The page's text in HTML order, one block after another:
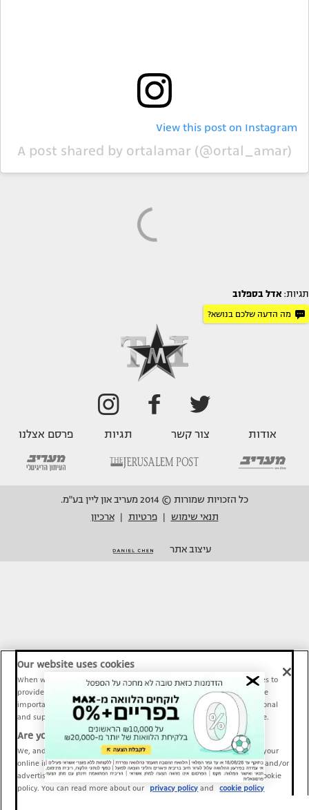
View this post on Instagram
A post shared by ortalamar (@ortal_amar)
תגיות: אדל בספלוב
מה הדעה שלכם בנושא?
אודות צור קשר תגיות פרסם אצלנו
כל הזכויות שמורות © 2014 מעריב און ליין בע"מ.
תנאי שימוש
פרטיות ארכיון
עיצוב אתר
Our website uses cookies
When we provide Maariv, TMI and Sport1 content online, we use cookies to
provide social media features and to analyze our traffic. These tools are
important and necessary for our website functionality. Others are optional
and support Maariv, TMI and Sport1 activity and your online experience.
Are you happy to accept cookies?
We, and our partners, use information about your use of our site and your
online interactions to improve our services and to personalize content and/or
advertising for you. You can read more about our privacy policy and cookie
policy. You can read more about our
privacy policy and cookie policy